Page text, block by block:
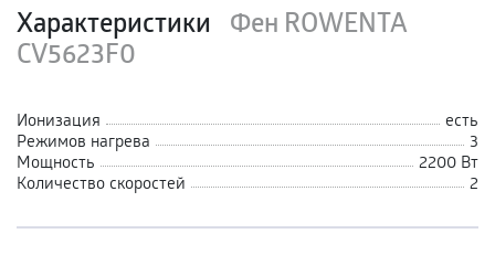
Характеристики
Фен ROWENTA
CV5623F0
Ионизация
есть
Режимов нагрева
3
Мощность
2200 Вт
Количество скоростей
2